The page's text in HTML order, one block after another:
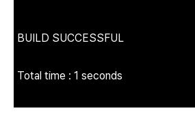
BUILD SUCCESSFUL
Total time : 1 seconds